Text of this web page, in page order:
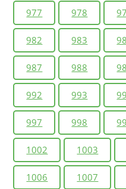
977 978
982 983
987 988
992 993
997 998
1002 1003
1006 1007